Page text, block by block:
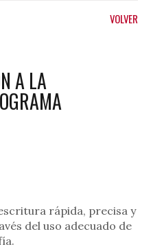
VOLVER
A LA
rápida, precisa y
del uso adecuado de